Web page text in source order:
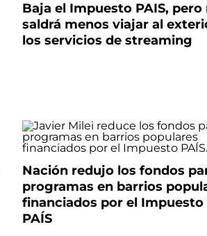
Baja el Impuesto PAIS, pero
saldrá menos viajar al
los servicios de streaming
Nación redujo los fondos
programas en barrios
financiados por el Impuesto
PAÍS